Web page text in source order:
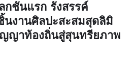
กชันแรก รังสรรค์
นงานศิลปะสะสมสุดลิมิ
ญาท้องถิ่นสู่สุนทรียภาพ